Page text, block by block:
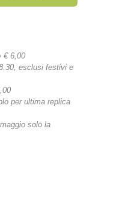
€ 6,00
esclusi festivi e
per ultima replica
solo la